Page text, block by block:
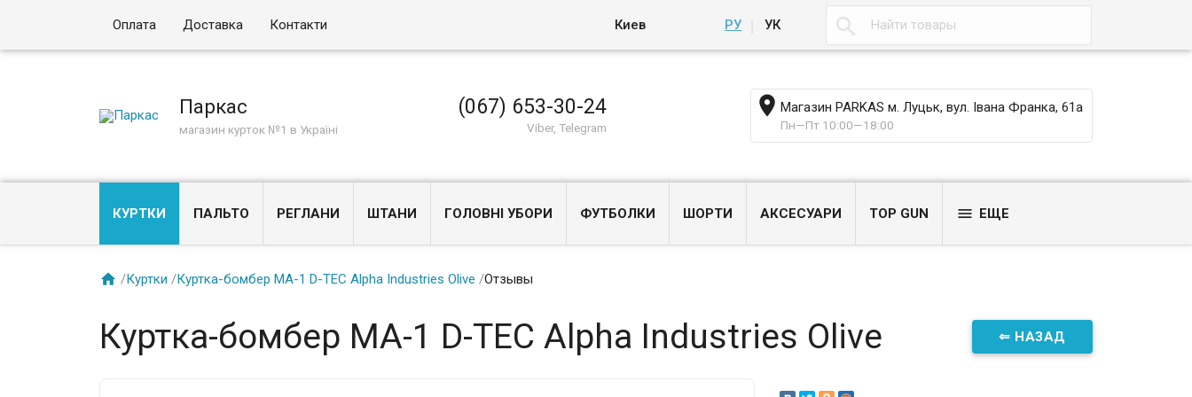
Киев РУ УК
Оплата Доставка Контакти 
Паркас
магазин курток №1 в Україні
(067) 653-30-24
Viber, Telegram
 Магазин PARKAS м. Луцьк, вул. Івана Франка, 61а
Пн—Пт 10:00—18:00
КУРТКИ ПАЛЬТО РЕГЛАНИ ШТАНИ ГОЛОВНІ УБОРИ ФУТБОЛКИ ШОРТИ АКСЕСУАРИ TOP GUN  ЕЩЕ
 /Куртки /Куртка-бомбер MA-1 D-TEC Alpha Industries Olive /Отзывы
⇐ НАЗАД
Куртка-бомбер MA-1 D-TEC Alpha Industries Olive